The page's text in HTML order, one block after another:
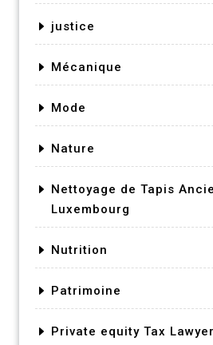
justice
Mécanique
Mode
Nature
Nettoyage de Tapis
Luxembourg
Nutrition
Patrimoine
Private equity Tax